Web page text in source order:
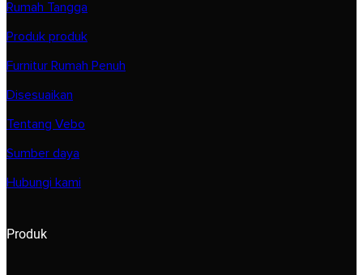
Rumah Tangga
Produk produk
Furnitur Rumah Penuh
Disesuaikan
Tentang Vebo
Sumber daya
Hubungi kami
Produk